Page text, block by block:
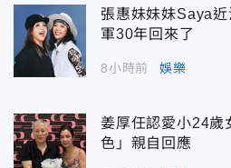
張惠妹妹妹Saya
軍30年回來了
8小時前 娛樂
姜厚任認愛小24歲
色」親自回應